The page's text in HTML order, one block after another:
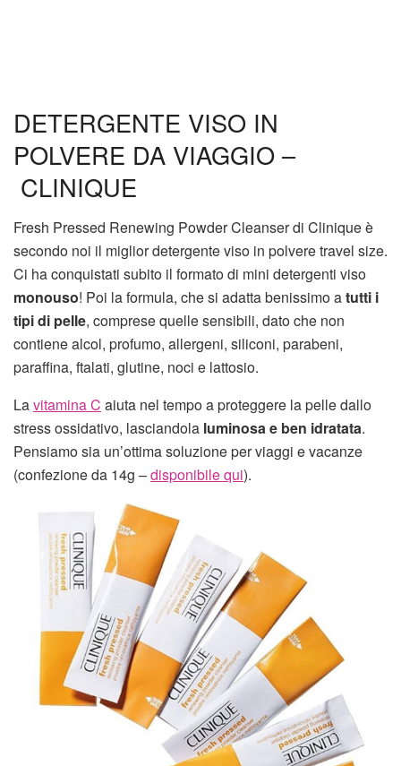
DETERGENTE VISO IN
POLVERE DA VIAGGIO –
CLINIQUE
Fresh Pressed Renewing Powder Cleanser di Clinique è
secondo noi il miglior detergente viso in polvere travel size.
Ci ha conquistati subito il formato di mini detergenti viso
monouso! Poi la formula, che si adatta benissimo atutti i
tipi di pelle, comprese quelle sensibili, dato che non
contiene alcol, profumo, allergeni, siliconi, parabeni,
paraffina, ftalati, glutine, noci e lattosio.
Lavitamina C aiuta nel tempo a proteggere la pelle dallo
stress ossidativo, lasciandola luminosa e ben idratata.
Pensiamo sia un’ottima soluzione per viaggi e vacanze
(confezione da 14g –disponibile qui).